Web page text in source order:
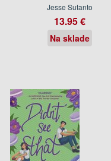
Jesse Sutanto
13.95 €
Na sklade